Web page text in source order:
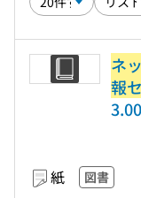
ネ
報
3.00
紙 図書